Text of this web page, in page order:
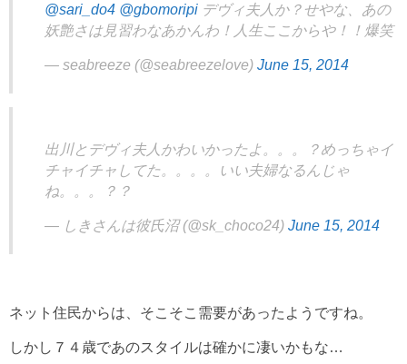
@sari_do4 @gbomoripi デヴィ夫人か？せやな、あの
妖艶さは見習わなあかんわ！人生ここからや！！爆笑
— seabreeze (@seabreezelove) June 15, 2014
出川とデヴィ夫人かわいかったよ。。。？めっちゃイ
チャイチャしてた。。。。いい夫婦なるんじゃ
ね。。。？？
— しきさんは彼氏沼 (@sk_choco24) June 15, 2014
ネット住民からは、そこそこ需要があったようですね。
しかし７４歳であのスタイルは確かに凄いかもな…